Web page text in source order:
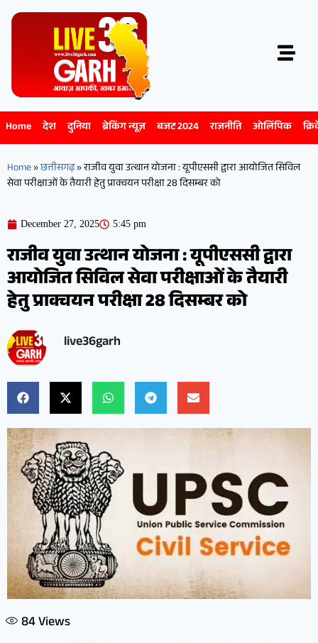
Home देश दुनिया ब्रेकिंग न्यूज़ बजट 2024 राजनीति ओलिंपिक
Home»छत्तीसगढ़»राजीव युवा उत्थान योजना : यूपीएससी द्वारा आयोजित सिविल
सेवा परीक्षाओं के तैयारी हेतु प्राक्चयन परीक्षा 28 दिसम्बर को
December 27, 2025 5:45 pm
राजीव युवा उत्थान योजना : यूपीएससी द्वारा
आयोजित सिविल सेवा परीक्षाओं के तैयारी
हेतु प्राक्चयन परीक्षा 28 दिसम्बर को
live36garh
84Views